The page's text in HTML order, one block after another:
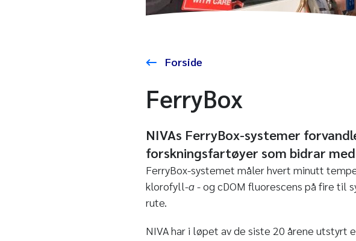
Forside
FerryBox
NIVAs FerryBox-systemer
forskningsfartøyer som bidrar
FerryBox-systemet måler hvert minutt
klorofyll-a- og cDOM fluorescens på fire til
rute.
NIVA har i løpet av de siste 20 årene utstyrt